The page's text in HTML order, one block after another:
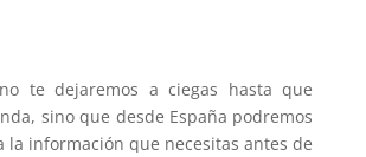
te dejaremos a ciegas hasta que
sino que desde España podremos
la información que necesitas antes de